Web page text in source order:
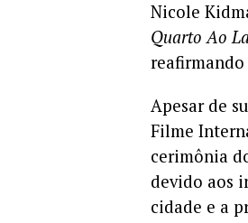
Nicole
Quarto Ao
Apesar de
Filme
cerimônia
devido aos
cidade e a